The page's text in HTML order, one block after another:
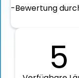
-Bewertung
5